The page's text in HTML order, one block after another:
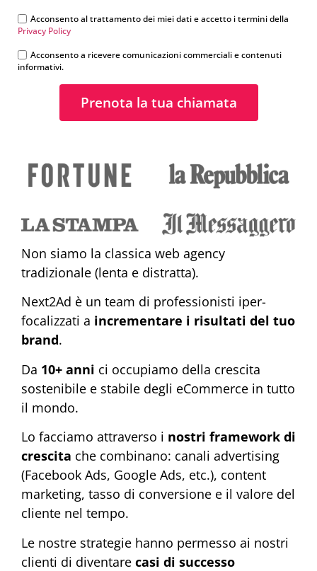
Acconsento al trattamento dei miei dati e accetto i termini della
Privacy Policy
Acconsento a ricevere comunicazioni commerciali e contenuti
informativi.
Prenota la tua chiamata
Non siamo la classica web agency
tradizionale (lenta e distratta).
Next2Ad è un team di professionisti iper-
focalizzati a incrementare i risultati del tuo
brand.
Da 10+ anni ci occupiamo della crescita
sostenibile e stabile degli eCommerce in tutto
il mondo.
Lo facciamo attraverso i nostri framework di
crescita che combinano: canali advertising
(Facebook Ads, Google Ads, etc.), content
marketing, tasso di conversione e il valore del
cliente nel tempo.
Le nostre strategie hanno permesso ai nostri
clienti di diventare casi di successo